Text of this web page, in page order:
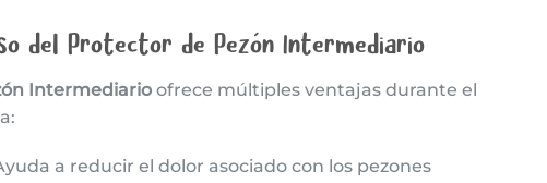
del Protector de Pezón Intermediario
Intermediario ofrece múltiples ventajas durante el
a reducir el dolor asociado con los pezones